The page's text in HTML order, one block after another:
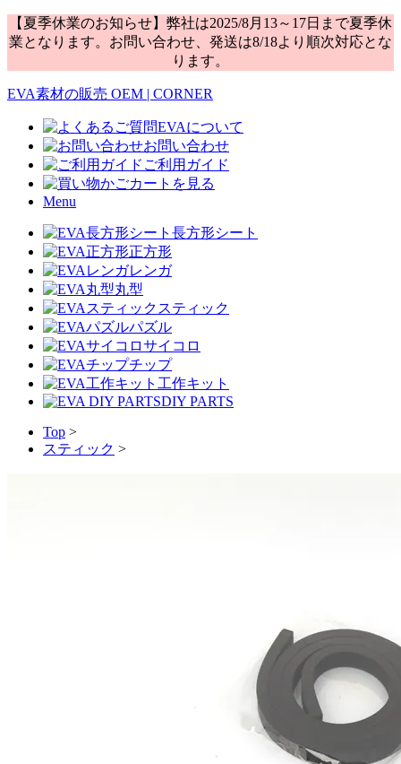
【夏季休業のお知らせ】弊社は2025/8月13～17日まで夏季休
業となります。お問い合わせ、発送は8/18より順次対応とな
ります。
EVA素材の販売 OEM | CORNER
EVAについて
お問い合わせ
ご利用ガイド
カートを見る
Menu
長方形シート
正方形
レンガ
丸型
スティック
パズル
サイコロ
チップ
工作キット
DIY PARTS
Top >
スティック >